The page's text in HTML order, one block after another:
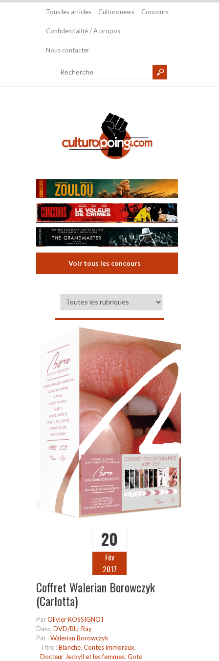
Tous les articles Culturonews Concours
Confidentialité / A propos
Nous contacter
Voir tous les concours
20
Fév
2017
Coffret Walerian Borowczyk
(Carlotta)
ParOlivier ROSSIGNOT
Dans DVD/Blu-Ray
Par :Walerian Borowczyk
Titre :Blanche, Contes immoraux,
Docteur Jeckyll et les femmes, Goto